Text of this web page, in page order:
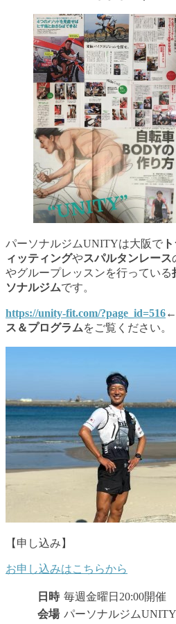
パーソナルジムUNITYは大阪で
ィッティングやスパルタンレース
やグループレッスンを行っている
ソナルジムです。
https://unity-fit.com/?page_id=516←
ス＆プログラムをご覧ください。
【申し込み】
お申し込みはこちらから
日時 毎週金曜日20:00開催
会場 パーソナルジム